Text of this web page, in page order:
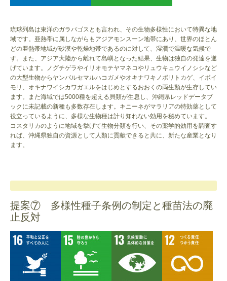
琉球列島は東洋のガラパゴスとも言われ、その生物多様性において特異な地
域です。亜熱帯に属しながらもアジアモンスーン地帯にあり、世界のほとん
どの亜熱帯地域が砂漠や乾燥地帯であるのに対して、湿潤で温暖な気候で
す。また、アジア大陸から離れて島嶼となった結果、生物は独自の発達を遂
げています。ノグチゲラやイリオモテヤマネコやリュウキュウイノシシなど
の大型生物からヤンバルセマルハコガメやオキナワキノボリトカゲ、イボイ
モリ、オキナワイシカワガエルをはじめとするおおくの両生類が生存してい
ます。また海域では5000種を超える貝類が生息し、沖縄県レッドデータブ
ックに未記載の新種も多数存在します。キニーネがマラリアの特効薬として
役立っているように、多様な生物種は計り知れない効用を秘めています。
コスタリカのように地域を挙げて生物分類を行い、その薬学的効用を調査す
れば、沖縄県独自の資源として人類に貢献できると共に、新たな産業となり
ます。
提案⑦ 多様性種子条例の制定と種苗法の廃
止反対